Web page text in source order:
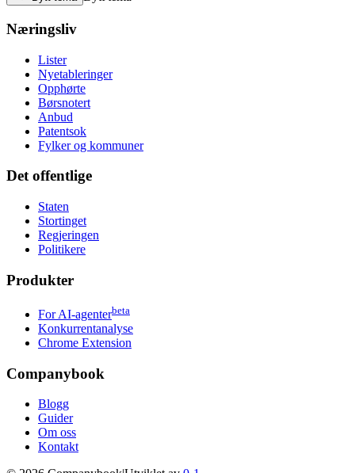
Næringsliv
Lister
Nyetableringer
Opphørte
Børsnotert
Anbud
Patentsok
Fylker og kommuner
Det offentlige
Staten
Stortinget
Regjeringen
Politikere
Produkter
For AI-agenterbeta
Konkurrentanalyse
Chrome Extension
Companybook
Blogg
Guider
Om oss
Kontakt